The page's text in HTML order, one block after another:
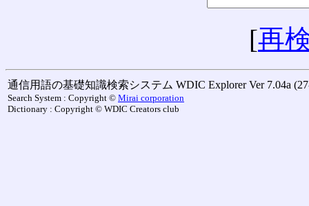
[再
通信用語の基礎知識検索システム WDIC Explorer Ver 7.04a
Search System : Copyright © Mirai corporation
Dictionary : Copyright © WDIC Creators club